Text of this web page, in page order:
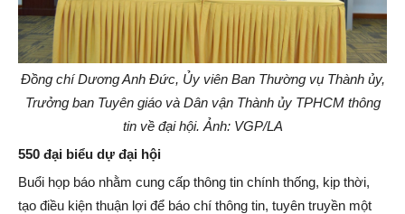
Đồng chí Dương Anh Đức, Ủy viên Ban Thường vụ Thành ủy,
Trưởng ban Tuyên giáo và Dân vận Thành ủy TPHCM thông
tin về đại hội. Ảnh: VGP/LA
550 đại biểu dự đại hội
Buổi họp báo nhằm cung cấp thông tin chính thống, kịp thời,
tạo điều kiện thuận lợi để báo chí thông tin, tuyên truyền một